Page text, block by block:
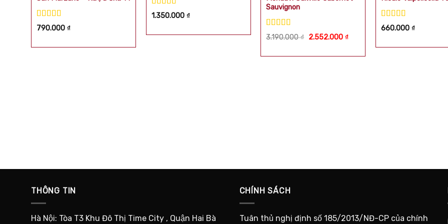
Được xếp
hạng5.00
790.000 ₫
Được xếp
hạng5.005
1.350.000 ₫
Sauvignon
Được xếp
hạng5.00
3.190.000₫ Giá
3.190.000 ₫.
2.552.000 ₫Giá
là:
Được xếp
hạng5.00
660.000₫
THÔNG TIN
Hà Nội: Tòa T3 Khu Đô Thị Time City , Quận Hai Bà
CHÍNH SÁCH
Tuân thủ nghị định số 185/2013/NĐ-CP của chính